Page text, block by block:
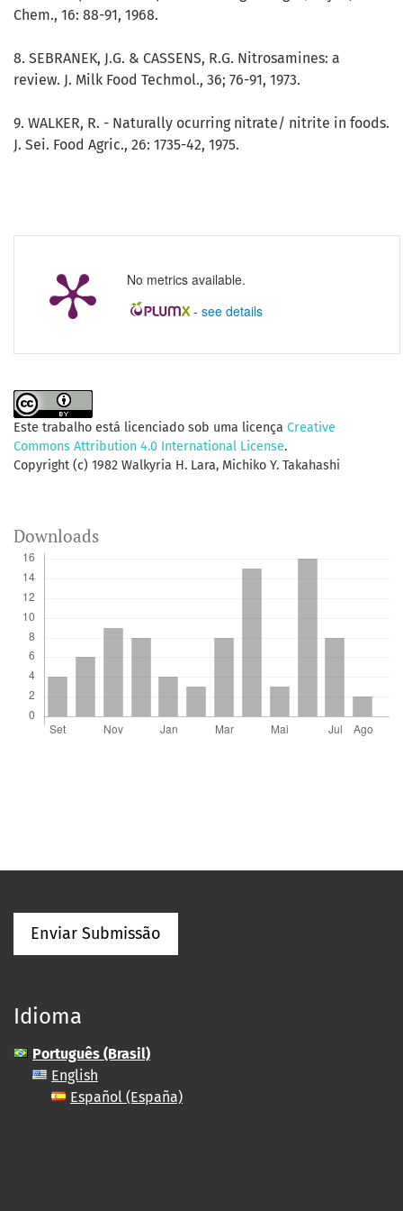
No metrics available.
- see details
Chem., 16: 88-91, 1968.
8. SEBRANEK, J.G. & CASSENS, R.G. Nitrosamines: a
review. J. Milk Food Techmol., 36; 76-91, 1973.
9. WALKER, R. - Naturally ocurring nitrate/ nitrite in foods.
J. Sei. Food Agric., 26: 1735-42, 1975.
Este trabalho está licenciado sob uma licença Creative
Commons Attribution 4.0 International License.
Copyright (c) 1982 Walkyria H. Lara, Michiko Y. Takahashi
Downloads
Enviar Submissão
Idioma
Português (Brasil)
English
Español (España)